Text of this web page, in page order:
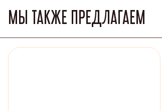
МЫ ТАКЖЕ ПРЕДЛАГАЕМ